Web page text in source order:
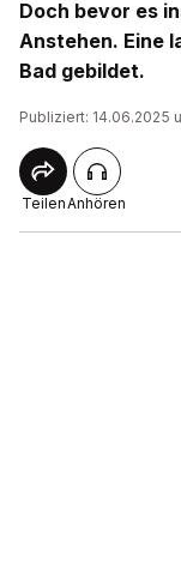
Doch bevor es
Anstehen. Eine
Bad gebildet.
Publiziert: 14.06.2025
TeilenAnhören